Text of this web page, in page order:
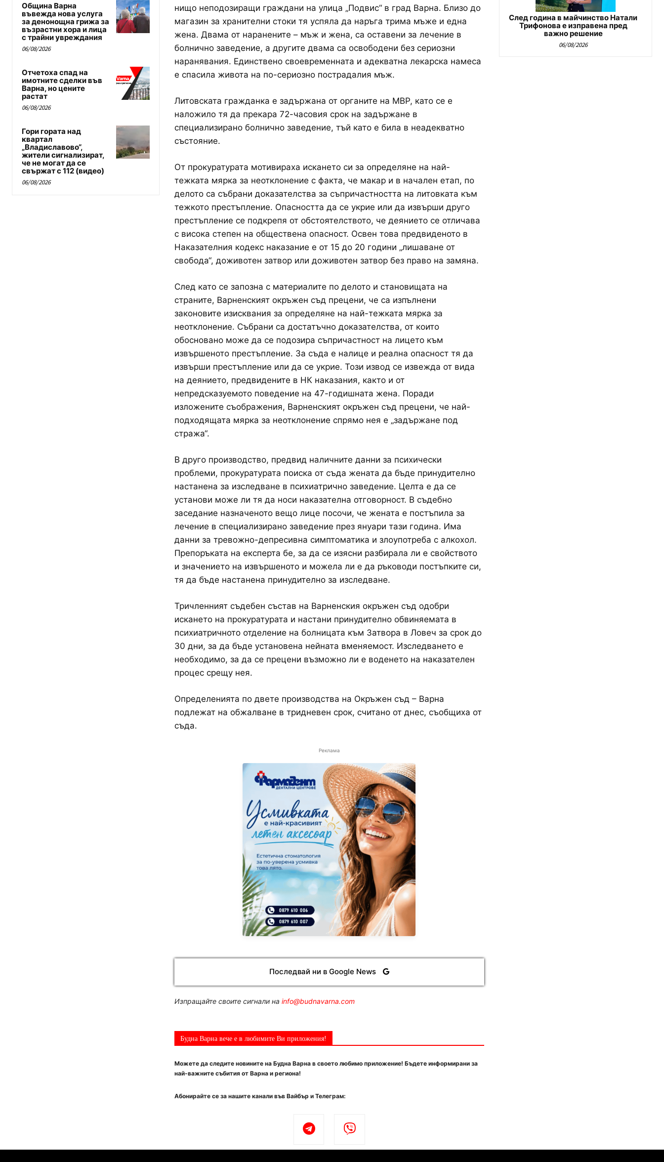
Община Варна
въвежда нова услуга
за денонощна грижа за
възрастни хора и лица
с трайни увреждания
06/08/2026
Отчетоха спад на
имотните сделки във
Варна, но цените
растат
06/08/2026
Гори гората над
квартал
„Владиславово“,
жители сигнализират,
че не могат да се
свържат с 112 (видео)
06/08/2026
нищо неподозиращи граждани на улица „Подвис“ в град Варна. Близо до
магазин за хранителни стоки тя успяла да наръга трима мъже и една
жена. Двама от наранените – мъж и жена, са оставени за лечение в
болнично заведение, а другите двама са освободени без сериозни
наранявания. Единствено своевременната и адекватна лекарска намеса
е спасила живота на по-сериозно пострадалия мъж.
Литовската гражданка е задържана от органите на МВР, като се е
наложило тя да прекара 72-часовия срок на задържане в
специализирано болнично заведение, тъй като е била в неадекватно
състояние.
От прокуратурата мотивираха искането си за определяне на най-
тежката мярка за неотклонение с факта, че макар и в начален етап, по
делото са събрани доказателства за съпричастността на литовката към
тежкото престъпление. Опасността да се укрие или да извърши друго
престъпление се подкрепя от обстоятелството, че деянието се отличава
с висока степен на обществена опасност. Освен това предвиденото в
Наказателния кодекс наказание е от 15 до 20 години „лишаване от
свобода“, доживотен затвор или доживотен затвор без право на замяна.
След като се запозна с материалите по делото и становищата на
страните, Варненският окръжен съд прецени, че са изпълнени
законовите изисквания за определяне на най-тежката мярка за
неотклонение. Събрани са достатъчно доказателства, от които
обосновано може да се подозира съпричастност на лицето към
извършеното престъпление. За съда е налице и реална опасност тя да
извърши престъпление или да се укрие. Този извод се извежда от вида
на деянието, предвидените в НК наказания, както и от
непредсказуемото поведение на 47-годишната жена. Поради
изложените съображения, Варненският окръжен съд прецени, че най-
подходящата мярка за неотклонение спрямо нея е „задържане под
стража“.
В друго производство, предвид наличните данни за психически
проблеми, прокуратурата поиска от съда жената да бъде принудително
настанена за изследване в психиатрично заведение. Целта е да се
установи може ли тя да носи наказателна отговорност. В съдебно
заседание назначеното вещо лице посочи, че жената е постъпила за
лечение в специализирано заведение през януари тази година. Има
данни за тревожно-депресивна симптоматика и злоупотреба с алкохол.
Препоръката на експерта бе, за да се изясни разбирала ли е свойството
и значението на извършеното и можела ли е да ръководи постъпките си,
тя да бъде настанена принудително за изследване.
Тричленният съдебен състав на Варненския окръжен съд одобри
искането на прокуратурата и настани принудително обвиняемата в
психиатричното отделение на болницата към Затвора в Ловеч за срок до
30 дни, за да бъде установена нейната вменяемост. Изследването е
необходимо, за да се прецени възможно ли е воденето на наказателен
процес срещу нея.
Определенията по двете производства на Окръжен съд – Варна
подлежат на обжалване в тридневен срок, считано от днес, съобщиха от
съда.
Реклама
Последвай ни в Google News
Изпращайте своите сигнали на info@budnavarna.com
Будна Варна вече е в любимите Ви приложения!
Можете да следите новините на Будна Варна в своето любимо приложение! Бъдете информирани за
най-важните събития от Варна и региона!
Абонирайте се за нашите канали във Вайбър и Телеграм:
След година в майчинство Натали
Трифонова е изправена пред
важно решение
06/08/2026